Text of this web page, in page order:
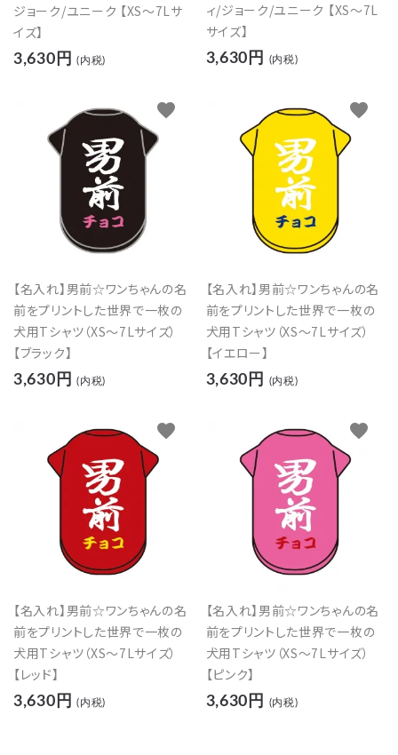
ジョーク/ユニーク 【XS～7Lサ
イズ】
3,630円 (内税)
ィ/ジョーク/ユニーク 【XS～7L
サイズ】
3,630円 (内税)
【名入れ】男前☆ワンちゃんの名
前をプリントした世界で一枚の
犬用Tシャツ（XS～7Lサイズ）
【ブラック】
3,630円 (内税)
favorite
【名入れ】男前☆ワンちゃんの名
前をプリントした世界で一枚の
犬用Tシャツ（XS～7Lサイズ）
【イエロー】
3,630円 (内税)
favorite
【名入れ】男前☆ワンちゃんの名
前をプリントした世界で一枚の
犬用Tシャツ（XS～7Lサイズ）
【レッド】
3,630円 (内税)
favorite
【名入れ】男前☆ワンちゃんの名
前をプリントした世界で一枚の
犬用Tシャツ（XS～7Lサイズ）
【ピンク】
3,630円 (内税)
favorite
検索する